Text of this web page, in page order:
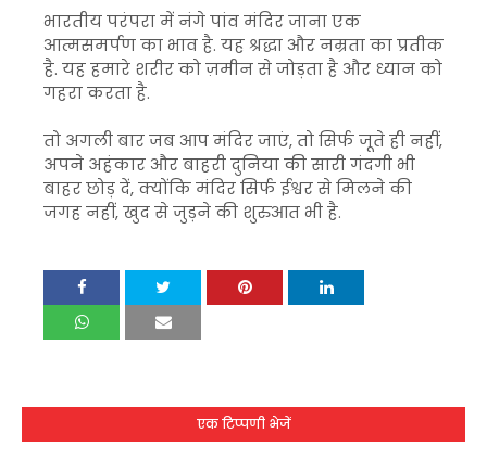
भारतीय परंपरा में नंगे पांव मंदिर जाना एक
आत्मसमर्पण का भाव है. यह श्रद्धा और नम्रता का प्रतीक
है. यह हमारे शरीर को ज़मीन से जोड़ता है और ध्यान को
गहरा करता है.
तो अगली बार जब आप मंदिर जाएं, तो सिर्फ जूते ही नहीं,
अपने अहंकार और बाहरी दुनिया की सारी गंदगी भी
बाहर छोड़ दें, क्योंकि मंदिर सिर्फ ईश्वर से मिलने की
जगह नहीं, खुद से जुड़ने की शुरुआत भी है.
एक टिप्पणी भेजें